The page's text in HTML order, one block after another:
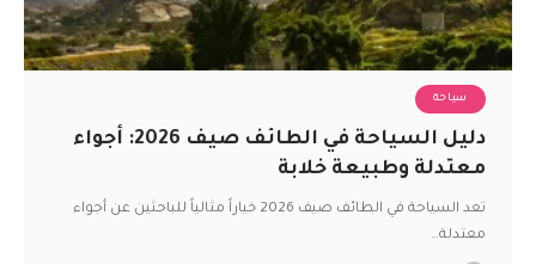
سياحة
دليل السياحة في الطائف صيف 2026: أجواء
معتدلة وطبيعة خلابة
تعد السياحة في الطائف صيف 2026 خياراً مثالياً للباحثين عن أجواء
معتدلة…